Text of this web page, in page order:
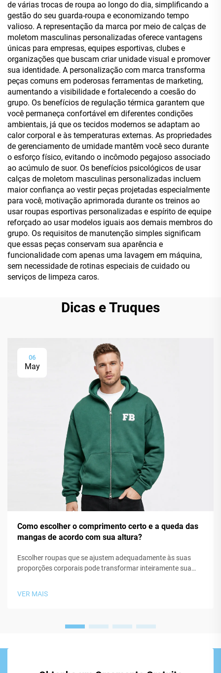
de várias trocas de roupa ao longo do dia, simplificando a
gestão do seu guarda-roupa e economizando tempo
valioso. A representação da marca por meio de calças de
moletom masculinas personalizadas oferece vantagens
únicas para empresas, equipes esportivas, clubes e
organizações que buscam criar unidade visual e promover
sua identidade. A personalização com marca transforma
peças comuns em poderosas ferramentas de marketing,
aumentando a visibilidade e fortalecendo a coesão do
grupo. Os benefícios de regulação térmica garantem que
você permaneça confortável em diferentes condições
ambientais, já que os tecidos modernos se adaptam ao
calor corporal e às temperaturas externas. As propriedades
de gerenciamento de umidade mantêm você seco durante
o esforço físico, evitando o incômodo pegajoso associado
ao acúmulo de suor. Os benefícios psicológicos de usar
calças de moletom masculinas personalizadas incluem
maior confiança ao vestir peças projetadas especialmente
para você, motivação aprimorada durante os treinos ao
usar roupas esportivas personalizadas e espírito de equipe
reforçado ao usar modelos iguais aos demais membros do
grupo. Os requisitos de manutenção simples significam
que essas peças conservam sua aparência e
funcionalidade com apenas uma lavagem em máquina,
sem necessidade de rotinas especiais de cuidado ou
serviços de limpeza caros.
Dicas e Truques
06
May
Como escolher o comprimento certo e a queda das
mangas de acordo com sua altura?
Escolher roupas que se ajustem adequadamente às suas
proporções corporais pode transformar inteiramente sua
VER MAIS